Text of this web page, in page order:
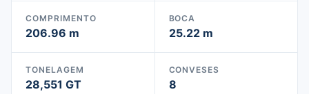
COMPRIMENTO
206.96 m
BOCA
25.22 m
TONELAGEM
28,551 GT
CONVESES
8